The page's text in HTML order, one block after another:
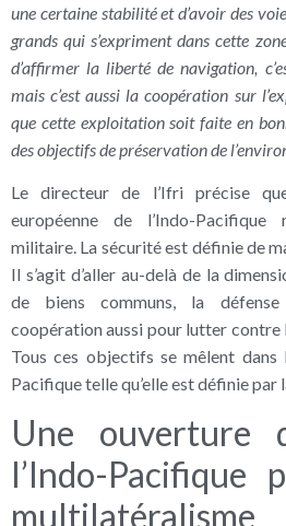
une certaine stabilité et d’avoir des
grands qui s’expriment dans cette
d’affirmer la liberté de navigation,
mais c’est aussi la coopération sur
que cette exploitation soit faite en
des objectifs de préservation de
Le directeur de l’Ifri précise
européenne de l’Indo-Pacifique
militaire. La sécurité est définie de
Il s’agit d’aller au-delà de la
de biens communs, la défense
coopération aussi pour lutter contre
Tous ces objectifs se mêlent
Pacifique telle qu’elle est définie par
Une ouverture
l’Indo-Pacifique
multilatéralisme